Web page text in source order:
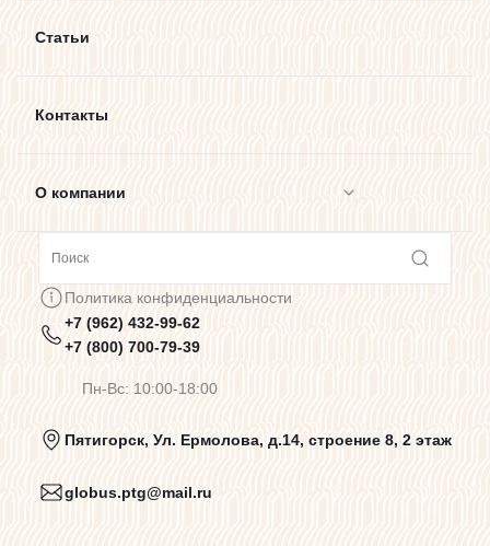
Статьи
Контакты
О компании
Предупреждения о цветопередаче
Политика конфиденциальности
Пользовательское соглашение
Политика конфиденциальности
+7 (962) 432-99-62
+7 (800) 700-79-39
Пн-Вс: 10:00-18:00
Пятигорск, Ул. Ермолова, д.14, строение 8, 2 этаж
globus.ptg@mail.ru